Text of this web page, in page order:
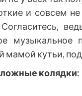
и совсем
музыкальное
мамой кутьи,
колядки: